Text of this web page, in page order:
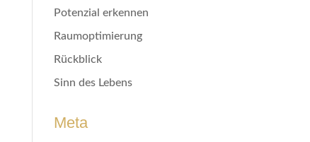
Potenzial erkennen
Raumoptimierung
Rückblick
Sinn des Lebens
Meta